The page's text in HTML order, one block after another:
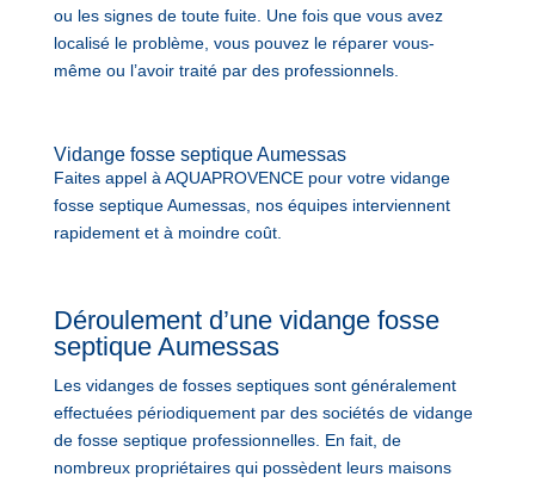
ou les signes de toute fuite. Une fois que vous avez
localisé le problème, vous pouvez le réparer vous-
même ou l’avoir traité par des professionnels.
Vidange fosse septique Aumessas
Faites appel à AQUAPROVENCE pour votre vidange
fosse septique Aumessas, nos équipes interviennent
rapidement et à moindre coût.
Déroulement d’une vidange fosse
septique Aumessas
Les vidanges de fosses septiques sont généralement
effectuées périodiquement par des sociétés de vidange
de fosse septique professionnelles. En fait, de
nombreux propriétaires qui possèdent leurs maisons